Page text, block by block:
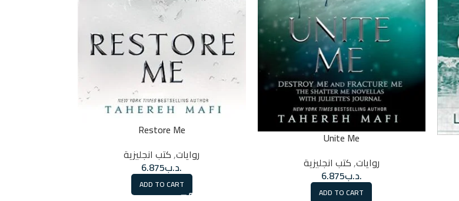
Unite Me
روايات,كتب انجليزية
.د.ب6.875
ADD TO CART
Restore Me
روايات,كتب انجليزية
.د.ب6.875
ADD TO CART